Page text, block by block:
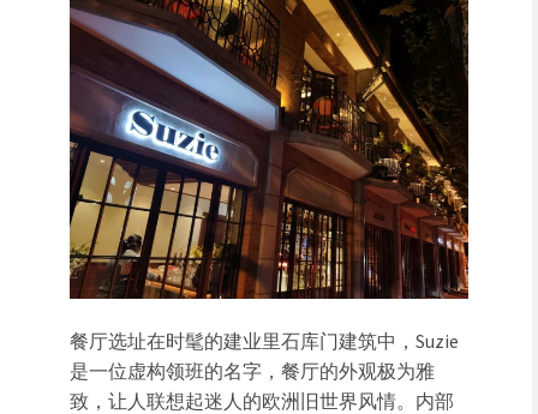
餐厅选址在时髦的建业里石库门建筑中，Suzie
是一位虚构领班的名字，餐厅的外观极为雅
致，让人联想起迷人的欧洲旧世界风情。内部